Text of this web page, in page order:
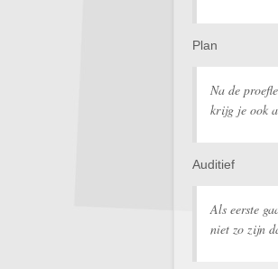
Plan
Na de
krijg je ook
Auditief
Als eerste
niet zo zijn